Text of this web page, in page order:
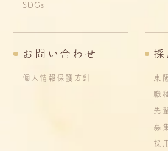
SDGs
お問い合わせ
個人情報保護方針
採
東
職
先
募
採